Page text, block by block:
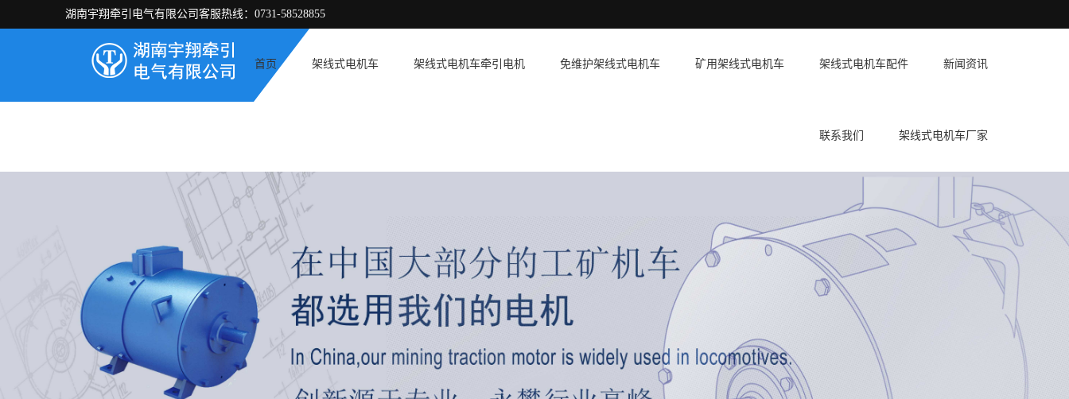
湖南宇翔牵引电气有限公司客服热线：0731-58528855
首页 架线式电机车 架线式电机车牵引电机 免维护架线式电机车 矿用架线式电机车 架线式电机车配件 新闻资讯
联系我们 架线式电机车厂家